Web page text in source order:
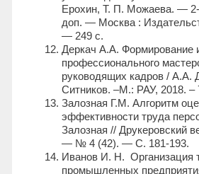
Ерохин, Т. П. Можаева. — 2-
доп. — Москва :
— 249 с.
Деркач А.А. Формирование
профессионального
руководящих кадров / А.А.
Ситников. –М.: РАУ, 2018. –
Залозная Г.М. Алгоритм
эффективности труда
Залозная // Друкеровский
— № 4 (42). — С. 181-193.
Иванов И. Н. Организация
промышленных